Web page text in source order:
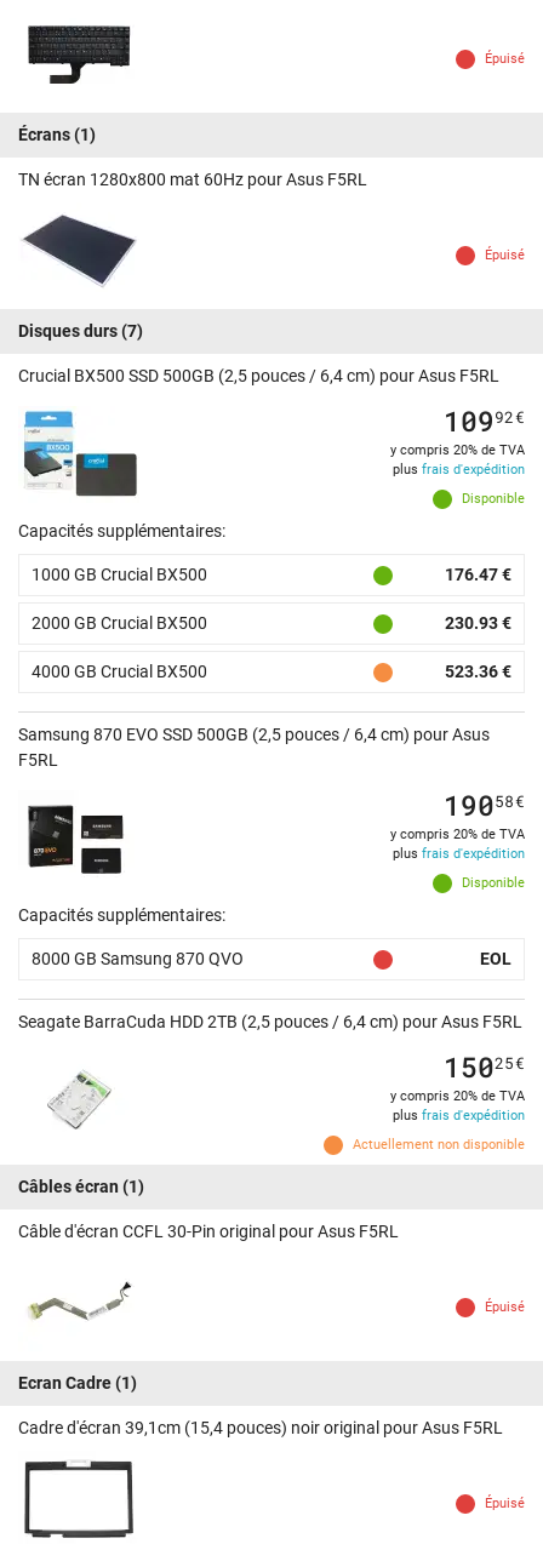
Épuisé
Écrans(1)
TN écran 1280x800 mat 60Hz pour Asus F5RL
Épuisé
Disques durs(7)
Crucial BX500 SSD 500GB (2,5 pouces / 6,4 cm) pour Asus F5RL
Disponible
10992€
y compris 20% de TVA
plus frais d'expédition
Capacités supplémentaires:
1000 GB Crucial BX500 176.47 €
2000 GB Crucial BX500 230.93 €
4000 GB Crucial BX500 523.36 €
Samsung 870 EVO SSD 500GB (2,5 pouces / 6,4 cm) pour Asus
F5RL
Disponible
19058€
y compris 20% de TVA
plus frais d'expédition
Capacités supplémentaires:
8000 GB Samsung 870 QVO EOL
Seagate BarraCuda HDD 2TB (2,5 pouces / 6,4 cm) pour Asus F5RL
Actuellement non disponible
15025€
y compris 20% de TVA
plus frais d'expédition
Câbles écran (1)
Câble d'écran CCFL 30-Pin original pour Asus F5RL
Épuisé
Ecran Cadre(1)
Cadre d'écran 39,1cm (15,4 pouces) noir original pour Asus F5RL
Épuisé